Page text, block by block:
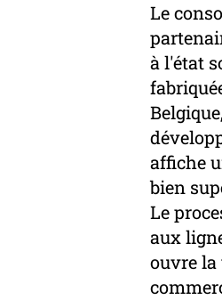
Le
à l'état
affiche
bien
Le
aux
ouvre